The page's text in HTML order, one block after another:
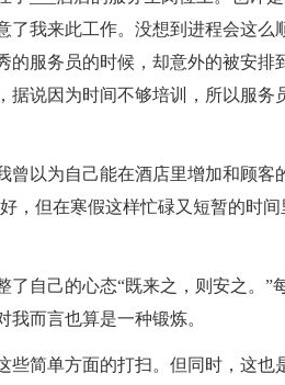
了我来此工作。没想到进程会这么
的服务员的时候，却意外的被安排
据说因为时间不够培训，所以服务
曾以为自己能在酒店里增加和顾客
，但在寒假这样忙碌又短暂的时
了自己的心态“既来之，则安之。”
而言也算是一种锻炼。
些简单方面的打扫。但同时，这也